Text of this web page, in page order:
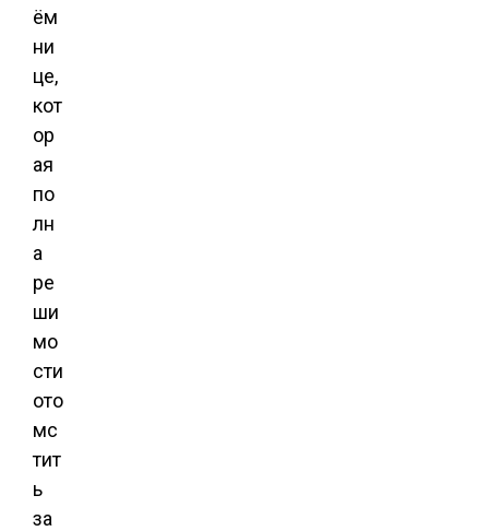
ём
ни
це,
кот
ор
ая
по
лн
а
ре
ши
мо
сти
ото
мс
тит
ь
за